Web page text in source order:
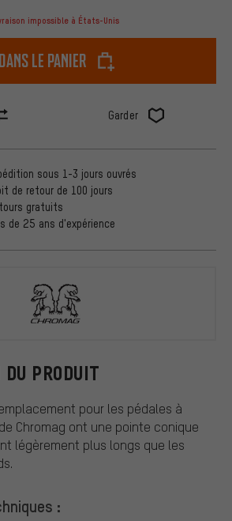
impossible à États-Unis
dans le panier
Garder
PRODUIT
pour les pédales à
Chromag ont une pointe conique
légèrement plus longs que les
:
sous 1-3 jours ouvrés
de retour de 100 jours
gratuits
de 25 ans d'expérience